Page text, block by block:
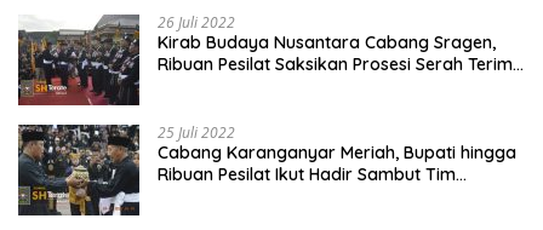
26 Juli 2022
Kirab Budaya Nusantara Cabang Sragen,
Ribuan Pesilat Saksikan Prosesi Serah Terima
25 Juli 2022
Cabang Karanganyar Meriah, Bupati hingga
Ribuan Pesilat Ikut Hadir Sambut Tim